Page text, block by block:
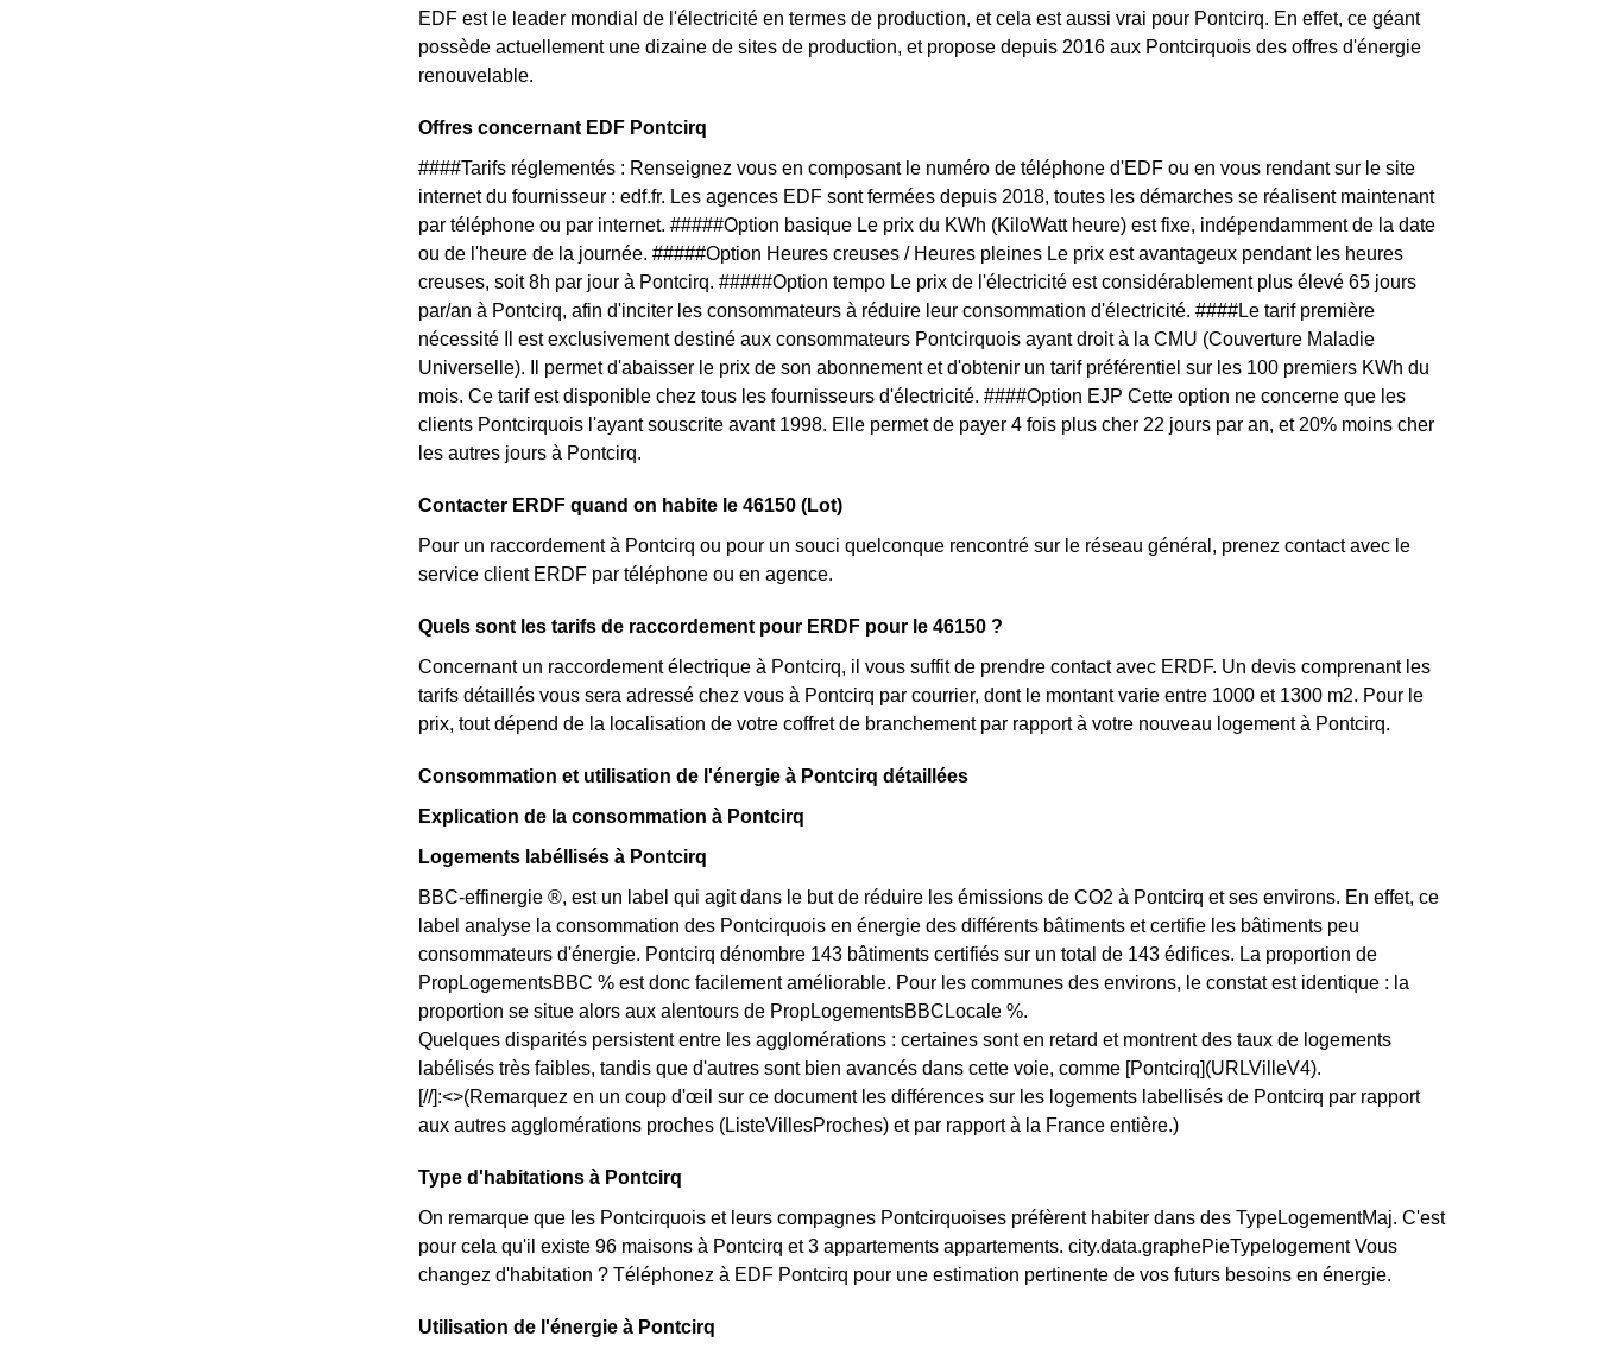
EDF est le leader mondial de l'électricité en termes de production, et cela est aussi vrai pour Pontcirq. En effet, ce géant
possède actuellement une dizaine de sites de production, et propose depuis 2016 aux Pontcirquois des offres d'énergie
renouvelable.
Offres concernant EDF Pontcirq
####Tarifs réglementés : Renseignez vous en composant le numéro de téléphone d'EDF ou en vous rendant sur le site
internet du fournisseur : edf.fr. Les agences EDF sont fermées depuis 2018, toutes les démarches se réalisent maintenant
par téléphone ou par internet. #####Option basique Le prix du KWh (KiloWatt heure) est fixe, indépendamment de la date
ou de l'heure de la journée. #####Option Heures creuses / Heures pleines Le prix est avantageux pendant les heures
creuses, soit 8h par jour à Pontcirq. #####Option tempo Le prix de l'électricité est considérablement plus élevé 65 jours
par/an à Pontcirq, afin d'inciter les consommateurs à réduire leur consommation d'électricité. ####Le tarif première
nécessité Il est exclusivement destiné aux consommateurs Pontcirquois ayant droit à la CMU (Couverture Maladie
Universelle). Il permet d'abaisser le prix de son abonnement et d'obtenir un tarif préférentiel sur les 100 premiers KWh du
mois. Ce tarif est disponible chez tous les fournisseurs d'électricité. ####Option EJP Cette option ne concerne que les
clients Pontcirquois l'ayant souscrite avant 1998. Elle permet de payer 4 fois plus cher 22 jours par an, et 20% moins cher
les autres jours à Pontcirq.
Contacter ERDF quand on habite le 46150 (Lot)
Pour un raccordement à Pontcirq ou pour un souci quelconque rencontré sur le réseau général, prenez contact avec le
service client ERDF par téléphone ou en agence.
Quels sont les tarifs de raccordement pour ERDF pour le 46150 ?
Concernant un raccordement électrique à Pontcirq, il vous suffit de prendre contact avec ERDF. Un devis comprenant les
tarifs détaillés vous sera adressé chez vous à Pontcirq par courrier, dont le montant varie entre 1000 et 1300 m2. Pour le
prix, tout dépend de la localisation de votre coffret de branchement par rapport à votre nouveau logement à Pontcirq.
Consommation et utilisation de l'énergie à Pontcirq détaillées
Explication de la consommation à Pontcirq
Logements labéllisés à Pontcirq
BBC-effinergie ®, est un label qui agit dans le but de réduire les émissions de CO2 à Pontcirq et ses environs. En effet, ce
label analyse la consommation des Pontcirquois en énergie des différents bâtiments et certifie les bâtiments peu
consommateurs d'énergie. Pontcirq dénombre 143 bâtiments certifiés sur un total de 143 édifices. La proportion de
PropLogementsBBC % est donc facilement améliorable. Pour les communes des environs, le constat est identique : la
proportion se situe alors aux alentours de PropLogementsBBCLocale %.
Quelques disparités persistent entre les agglomérations : certaines sont en retard et montrent des taux de logements
labélisés très faibles, tandis que d'autres sont bien avancés dans cette voie, comme [Pontcirq](URLVilleV4).
[//]:<>(Remarquez en un coup d'œil sur ce document les différences sur les logements labellisés de Pontcirq par rapport
aux autres agglomérations proches (ListeVillesProches) et par rapport à la France entière.)
Type d'habitations à Pontcirq
On remarque que les Pontcirquois et leurs compagnes Pontcirquoises préfèrent habiter dans des TypeLogementMaj. C'est
pour cela qu'il existe 96 maisons à Pontcirq et 3 appartements appartements. city.data.graphePieTypelogement Vous
changez d'habitation ? Téléphonez à EDF Pontcirq pour une estimation pertinente de vos futurs besoins en énergie.
Utilisation de l'énergie à Pontcirq